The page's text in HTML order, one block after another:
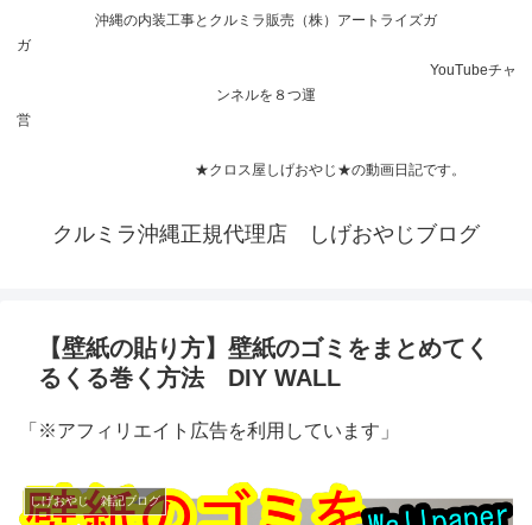
沖縄の内装工事とクルミラ販売（株）アートライズガ
ガ
YouTubeチャ
ンネルを８つ運
営
★クロス屋しげおやじ★の動画日記です。
クルミラ沖縄正規代理店 しげおやじブログ
【壁紙の貼り方】壁紙のゴミをまとめてく
るくる巻く方法 DIY WALL
「※アフィリエイト広告を利用しています」
しげおやじ 雑記ブログ